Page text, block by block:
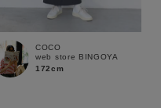
COCO
web store BINGOYA
172cm